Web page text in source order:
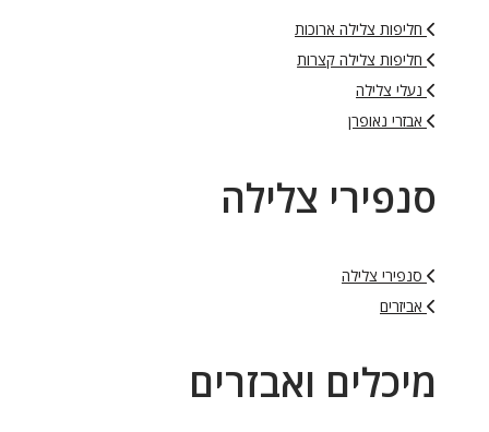
חליפות צלילה ארוכות
חליפות צלילה קצרות
נעלי צלילה
אבזרי נאופרן
סנפירי צלילה
סנפירי צלילה
אביזרים
מיכלים ואבזרים